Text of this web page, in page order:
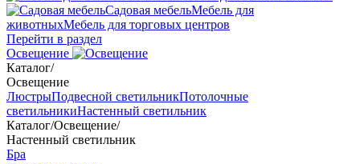
Садовая мебельМебель для
животныхМебель для торговых центров
Перейти в раздел
Освещение
Каталог/
Освещение
ЛюстрыПодвесной светильникПотолочные
светильникиНастенный светильник
Каталог/Освещение/
Настенный светильник
Бра